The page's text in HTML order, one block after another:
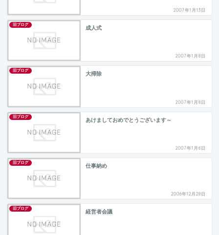
2007年1月13日
旧ブログ
成人式
2007年1月8日
旧ブログ
大掃除
2007年1月8日
旧ブログ
あけましておめでとうございます～
2007年1月6日
旧ブログ
仕事納め
2006年12月28日
旧ブログ
経営者会議